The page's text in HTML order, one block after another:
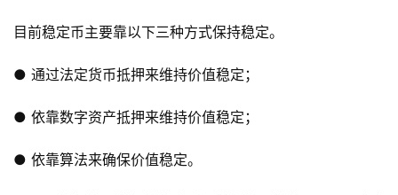
目前稳定币主要靠以下三种方式保持稳定。
● 通过法定货币抵押来维持价值稳定；
● 依靠数字资产抵押来维持价值稳定；
● 依靠算法来确保价值稳定。